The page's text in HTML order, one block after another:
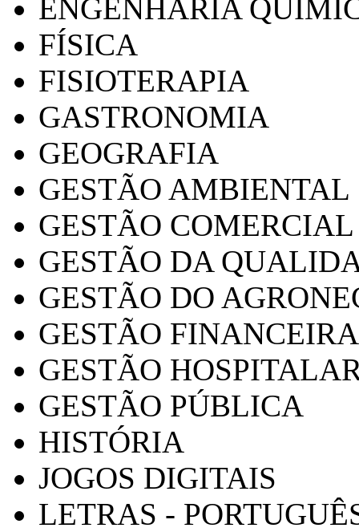
ENGENHARIA
FÍSICA
FISIOTERAPIA
GASTRONOMIA
GEOGRAFIA
GESTÃO AMBIENTAL
GESTÃO COMERCIAL
GESTÃO DA
GESTÃO DO
GESTÃO FINANCEIRA
GESTÃO
GESTÃO PÚBLICA
HISTÓRIA
JOGOS DIGITAIS
LETRAS -